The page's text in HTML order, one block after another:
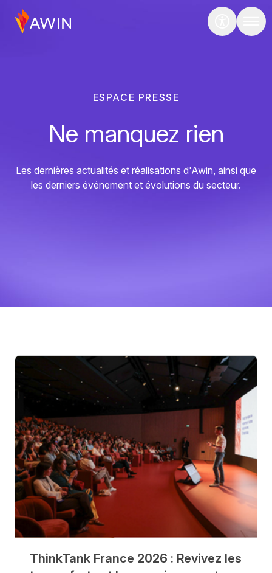
ESPACE PRESSE
Ne manquez rien
Les dernières actualités et réalisations d'Awin, ainsi que
les derniers événement et évolutions du secteur.
Posts
ThinkTank France 2026 : Revivez les